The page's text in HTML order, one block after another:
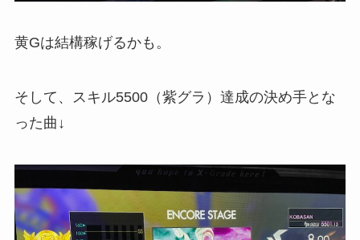
黄Gは結構稼げるかも。
そして、スキル5500（紫グラ）達成の決め手とな
った曲↓